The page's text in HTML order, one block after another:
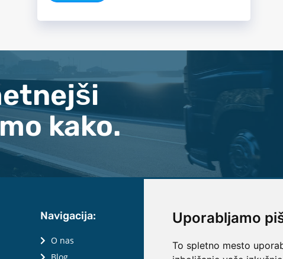
Uporabljamo
To spletno mesto
kako.
Navigacija:
O nas